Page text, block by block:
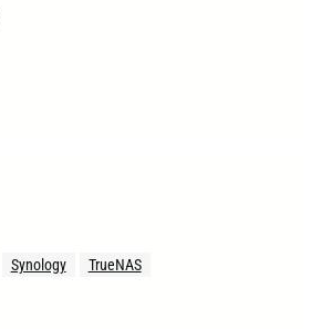
Synology TrueNAS